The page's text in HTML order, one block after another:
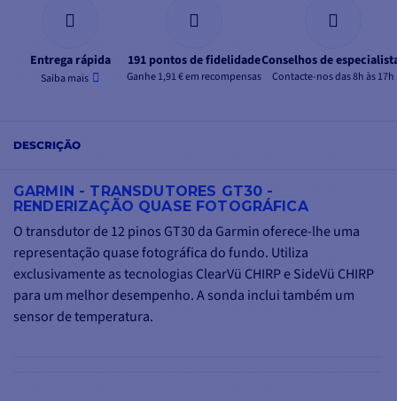
Entrega rápida
Saiba mais
191 pontos de fidelidade
Ganhe 1,91 € em recompensas
Conselhos de
Contacte-nos das 8h às 17h
DESCRIÇÃO
GARMIN - TRANSDUTORES GT30 -
RENDERIZAÇÃO QUASE FOTOGRÁFICA
O transdutor de 12 pinos GT30 da Garmin oferece-lhe uma
representação quase fotográfica do fundo. Utiliza
exclusivamente as tecnologias ClearVü CHIRP e SideVü CHIRP
para um melhor desempenho. A sonda inclui também um
sensor de temperatura.